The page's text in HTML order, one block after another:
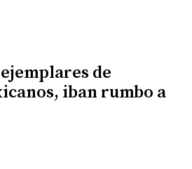
de
iban rumbo a